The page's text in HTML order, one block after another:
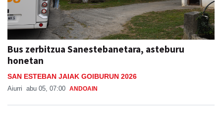
Bus zerbitzua Sanestebanetara, asteburu
honetan
SAN ESTEBAN JAIAK GOIBURUN 2026
Aiurri abu 05, 07:00 ANDOAIN